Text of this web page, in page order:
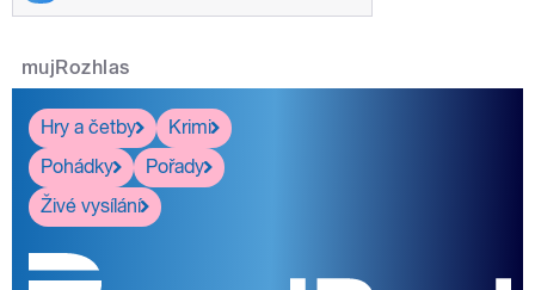
mujRozhlas
Hry a četby
Krimi
Pohádky
Pořady
Živé vysílání